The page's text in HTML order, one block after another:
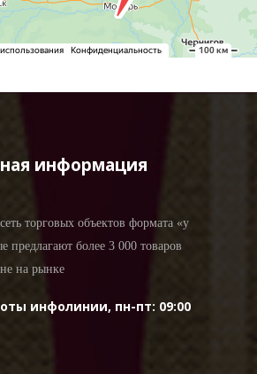
информация
торговых объектов формата «у
предлагают более 3 000 товаров
на рынке
инфолинии, пн-пт: 09:00